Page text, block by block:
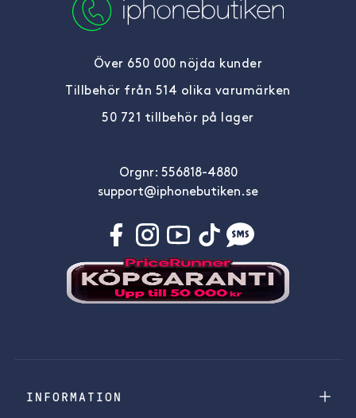
Över 650 000 nöjda kunder
Tillbehör från 514 olika varumärken
50 721 tillbehör på lager
Orgnr: 556818-4880
support@iphonebutiken.se
INFORMATION